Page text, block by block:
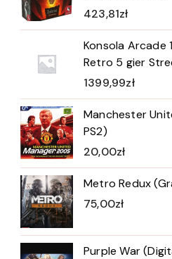
423,81zł
Konsola Arcade
Retro 5 gier
1399,99zł
Manchester
PS2)
20,00zł
Metro Redux
75,00zł
Purple War